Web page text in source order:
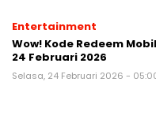
Entertainment
Wow! Kode Redeem
24 Februari 2026
Selasa, 24 Februari 2026 -